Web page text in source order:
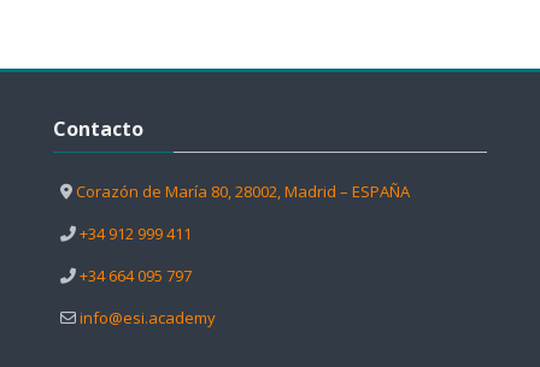
Contacto
Corazón de María 80, 28002, Madrid – ESPAÑA
+34 912 999 411
+34 664 095 797
info@esi.academy